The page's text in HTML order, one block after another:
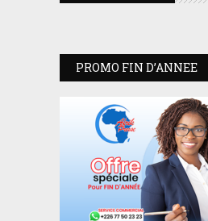
PROMO FIN D’ANNEE